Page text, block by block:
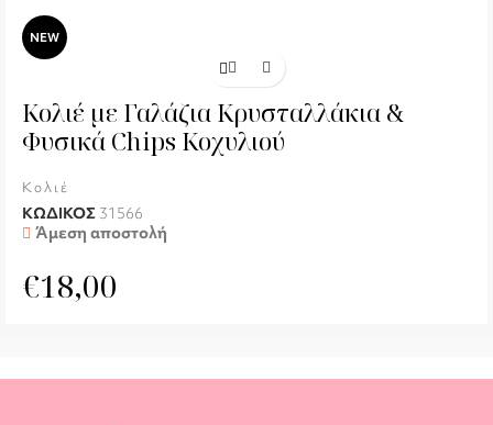
NEW
Κολιέ με Γαλάζια Κρυσταλλάκια &
Φυσικά Chips Κοχυλιού
Κολιέ
ΚΩΔΙΚΟΣ 31566
Άμεση αποστολή
€18,00